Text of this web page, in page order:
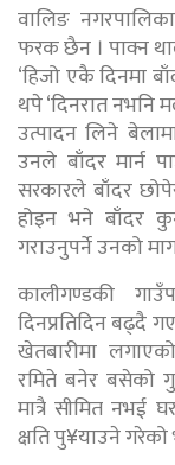
वालिङ
फरक छैन । पाक्न
‘हिजो एकै दिनमा
थपे ‘दिनरात नभनि
उत्पादन लिने
उनले बाँदर मार्न
सरकारले बाँदर
होइन भने बाँदर
गराउनुपर्ने उनको
कालीगण्डकी
दिनप्रतिदिन बढ्दै
खेतबारीमा
रमिते बनेर बसेको
मात्रै सीमित नभई
क्षति पु¥याउने